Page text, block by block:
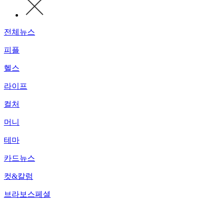
전체뉴스
피플
헬스
라이프
컬처
머니
테마
카드뉴스
컷&칼럼
브라보스페셜